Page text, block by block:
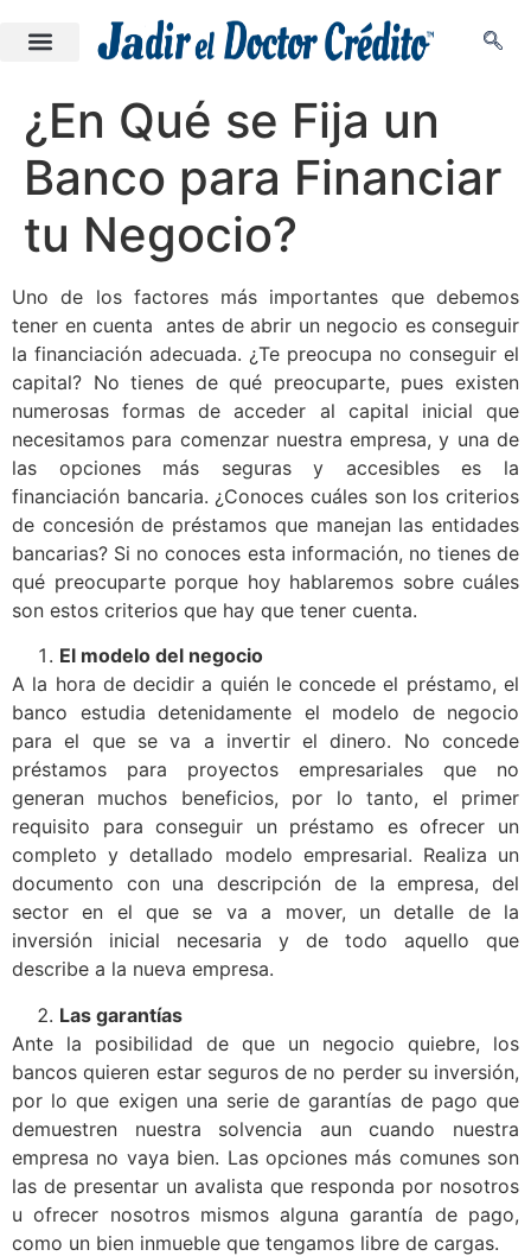
¿En Qué se Fija un
Banco para Financiar
tu Negocio?
Uno de los factores más importantes que debemos
tener en cuenta antes de abrir un negocio es conseguir
la financiación adecuada. ¿Te preocupa no conseguir el
capital? No tienes de qué preocuparte, pues existen
numerosas formas de acceder al capital inicial que
necesitamos para comenzar nuestra empresa, y una de
las opciones más seguras y accesibles es la
financiación bancaria. ¿Conoces cuáles son los criterios
de concesión de préstamos que manejan las entidades
bancarias? Si no conoces esta información, no tienes de
qué preocuparte porque hoy hablaremos sobre cuáles
son estos criterios que hay que tener cuenta.
El modelo del negocio
A la hora de decidir a quién le concede el préstamo, el
banco estudia detenidamente el modelo de negocio
para el que se va a invertir el dinero. No concede
préstamos para proyectos empresariales que no
generan muchos beneficios, por lo tanto, el primer
requisito para conseguir un préstamo es ofrecer un
completo y detallado modelo empresarial. Realiza un
documento con una descripción de la empresa, del
sector en el que se va a mover, un detalle de la
inversión inicial necesaria y de todo aquello que
describe a la nueva empresa.
Las garantías
Ante la posibilidad de que un negocio quiebre, los
bancos quieren estar seguros de no perder su inversión,
por lo que exigen una serie de garantías de pago que
demuestren nuestra solvencia aun cuando nuestra
empresa no vaya bien. Las opciones más comunes son
las de presentar un avalista que responda por nosotros
u ofrecer nosotros mismos alguna garantía de pago,
como un bien inmueble que tengamos libre de cargas.